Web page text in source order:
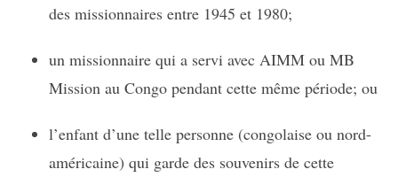
des missionnaires entre 1945 et 1980;
un missionnaire qui a servi avec AIMM ou MB
Mission au Congo pendant cette même période; ou
l’enfant d’une telle personne (congolaise ou nord-
américaine) qui garde des souvenirs de cette